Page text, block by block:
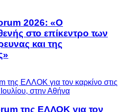
2026: «Ο
στο επίκεντρο των
και της
της ΕΛΛΟΚ για τον